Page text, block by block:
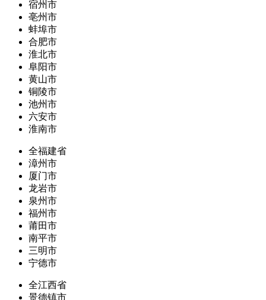
宿州市
亳州市
蚌埠市
合肥市
淮北市
阜阳市
黄山市
铜陵市
池州市
六安市
淮南市
全福建省
漳州市
厦门市
龙岩市
泉州市
福州市
莆田市
南平市
三明市
宁德市
全江西省
景德镇市